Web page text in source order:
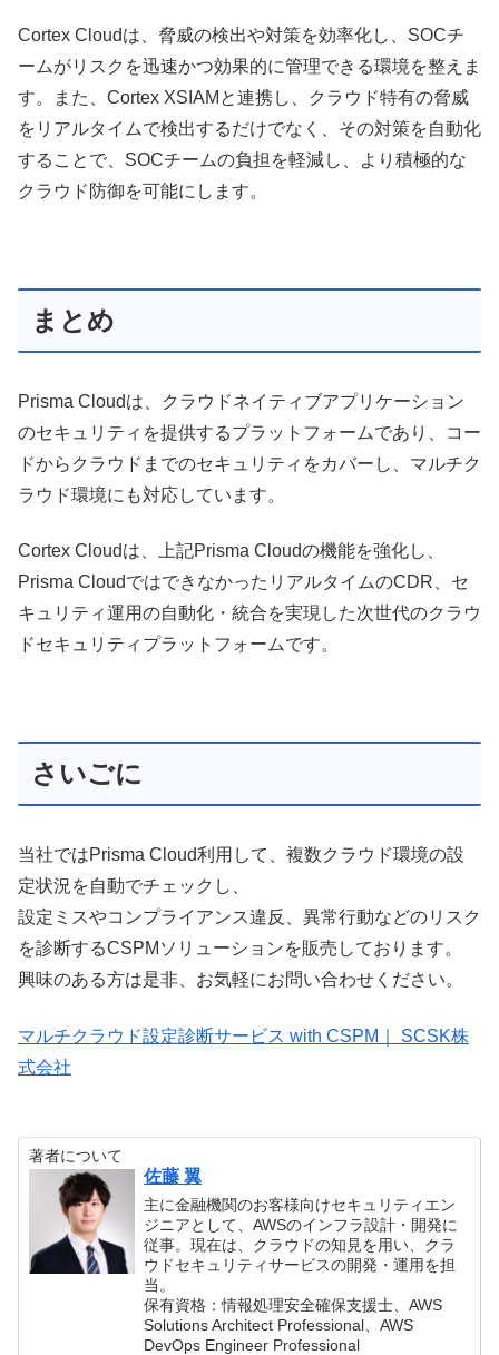
Cortex Cloudは、脅威の検出や対策を効率化し、SOCチ
ームがリスクを迅速かつ効果的に管理できる環境を整えま
す。また、Cortex XSIAMと連携し、クラウド特有の脅威
をリアルタイムで検出するだけでなく、その対策を自動化
することで、SOCチームの負担を軽減し、より積極的な
クラウド防御を可能にします。
まとめ
Prisma Cloudは、クラウドネイティブアプリケーション
のセキュリティを提供するプラットフォームであり、コー
ドからクラウドまでのセキュリティをカバーし、マルチク
ラウド環境にも対応しています。
Cortex Cloudは、上記Prisma Cloudの機能を強化し、
Prisma CloudではできなかったリアルタイムのCDR、セ
キュリティ運用の自動化・統合を実現した次世代のクラウ
ドセキュリティプラットフォームです。
さいごに
当社ではPrisma Cloud利用して、複数クラウド環境の設
定状況を自動でチェックし、
設定ミスやコンプライアンス違反、異常行動などのリスク
を診断するCSPMソリューションを販売しております。
興味のある方は是非、お気軽にお問い合わせください。
マルチクラウド設定診断サービス with CSPM｜ SCSK株
式会社
著者について
佐藤 翼
主に金融機関のお客様向けセキュリティエン
ジニアとして、AWSのインフラ設計・開発に
従事。現在は、クラウドの知見を用い、クラ
ウドセキュリティサービスの開発・運用を担
当。
保有資格：情報処理安全確保支援士、AWS
Solutions Architect Professional、AWS
DevOps Engineer Professional